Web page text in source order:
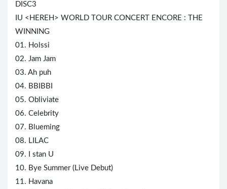
DISC3
IU <HEREH> WORLD TOUR CONCERT ENCORE : THE
WINNING
01. Holssi
02. Jam Jam
03. Ah puh
04. BBIBBI
05. Obliviate
06. Celebrity
07. Blueming
08. LILAC
09. I stan U
10. Bye Summer (Live Debut)
11. Havana